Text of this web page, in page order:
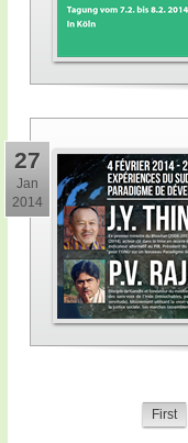
27
Jan
2014
First